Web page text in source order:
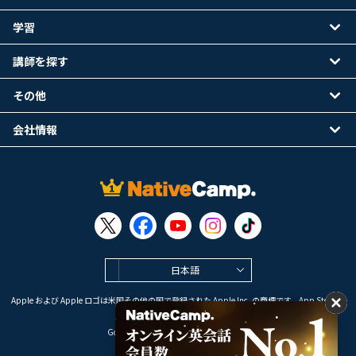
日本語
Apple および Apple ロゴは米国その他の国で登録された Apple Inc. の商標です。App Store は
Apple Inc. のサービスマークです。
Google Play は Google LLC の商標です。
学習
講師を探す
その他
会社情報